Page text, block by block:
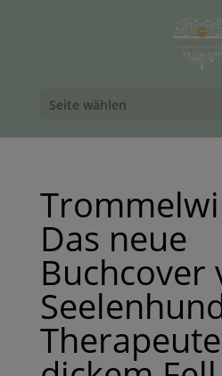
Seite wählen
Das neue
Buchcover